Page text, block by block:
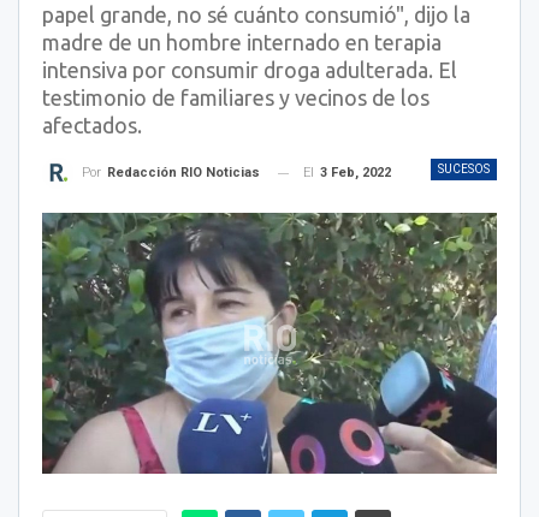
papel grande, no sé cuánto consumió", dijo la
madre de un hombre internado en terapia
intensiva por consumir droga adulterada. El
testimonio de familiares y vecinos de los
afectados.
SUCESOS
Por Redacción RIO Noticias El 3 Feb, 2022